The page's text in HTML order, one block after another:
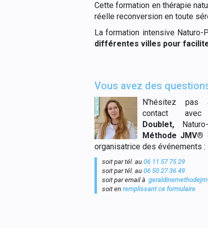
Cette formation en thérapie
réelle reconversion en toute
La formation intensive Naturo-
différentes villes pour
Vous avez des
N’hésitez pas
contact
Doublet,
Méthode JMV®
organisatrice des événements :
soit par tél. au 06 11 57 75 29
soit par tél. au 06 50 27 36 49
soit par email à
soit en remplissant ce formulaire